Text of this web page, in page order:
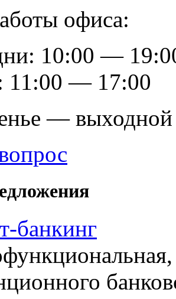
офиса:
10:00 —
11:00 — 17:00
— выходной
банкинг